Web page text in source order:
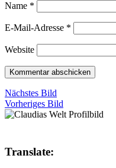
Name *
E-Mail-Adresse *
Website
Nächstes Bild
Vorheriges Bild
Translate: